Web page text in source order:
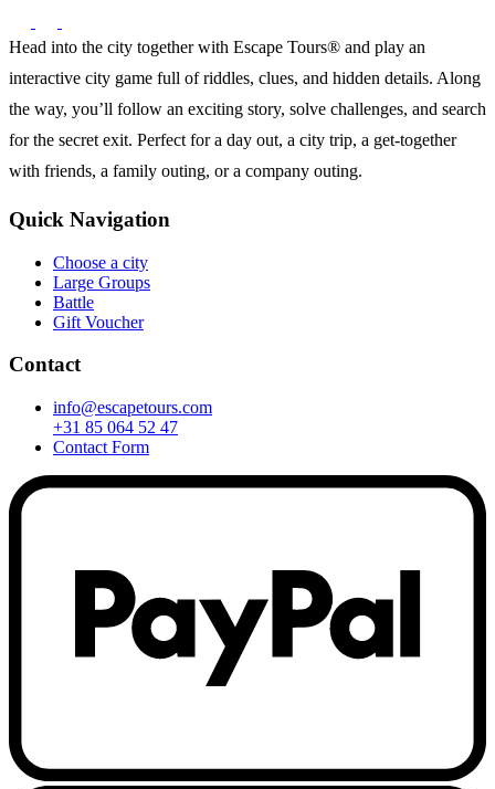
Head into the city together with Escape Tours® and play an
interactive city game full of riddles, clues, and hidden details. Along
the way, you’ll follow an exciting story, solve challenges, and search
for the secret exit. Perfect for a day out, a city trip, a get-together
with friends, a family outing, or a company outing.
Quick Navigation
Choose a city
Large Groups
Battle
Gift Voucher
Contact
info@escapetours.com
+31 85 064 52 47
Contact Form